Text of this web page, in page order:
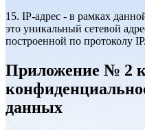
15. IP-адрес - в рамках
это уникальный сетевой
построенной по протоколу IP.
Приложение № 2
данных